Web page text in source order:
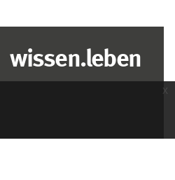
x
wissen.leben